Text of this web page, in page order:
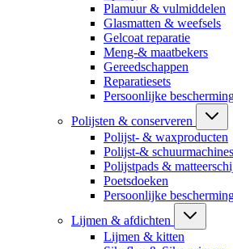
Plamuur & vulmiddelen
Glasmatten & weefsels
Gelcoat reparatie
Meng-& maatbekers
Gereedschappen
Reparatiesets
Persoonlijke
Polijsten & conserveren
Polijst- & waxproducten
Polijst-& schuurmachines
Polijstpads &
Poetsdoeken
Persoonlijke
Lijmen & afdichten
Lijmen & kitten